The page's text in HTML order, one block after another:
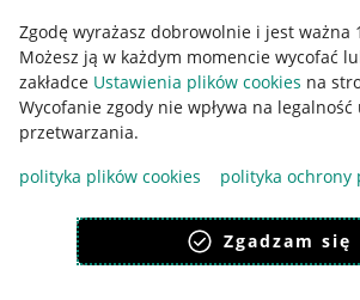
Zgodę wyrażasz dobrowolnie i jest ważna
Możesz ją w każdym momencie wycofać
zakładce Ustawienia plików cookies na
Wycofanie zgody nie wpływa na
przetwarzania.
polityka plików cookies
polityka ochrony
Zgadzam się
Pobierz aplikację